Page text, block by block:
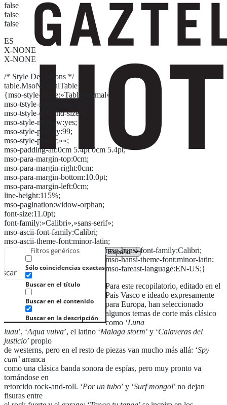
Filtros genéricos
Sólo coincidencias exactas
Buscar en el título
Buscar en el contenido
Buscar en la descripción
false
false
false
ES
X-NONE
X-NONE
/* Style Definitions */
table.MsoNormalTable
{mso-style-name:»Tabla normal»;
mso-tstyle-rowband-size:0;
mso-tstyle-colband-size:0;
mso-style-noshow:yes;
mso-style-priority:99;
mso-style-parent:»»;
mso-padding-alt:0cm 5.4pt 0cm 5.4pt;
mso-para-margin-top:0cm;
mso-para-margin-right:0cm;
mso-para-margin-bottom:10.0pt;
mso-para-margin-left:0cm;
line-height:115%;
mso-pagination:widow-orphan;
font-size:11.0pt;
font-family:»Calibri»,»sans-serif»;
mso-ascii-font-family:Calibri;
mso-ascii-theme-font:minor-latin;
mso-hansi-font-family:Calibri;
mso-hansi-theme-font:minor-latin;
mso-fareast-language:EN-US;}
Para este recopilatorio, editado en el
País Vasco e ideado expresamente
para Europa, han seleccionado
algunos temas de corte más clásico
como ‘Luna
luau’, ‘Aqua vulva’, el latino ‘Malaga storm’ y ‘Calaveras del
justicio’ propio
de westerns, pero en el resto de piezas van mucho más allá: ‘Spy
cam’ arranca
como una clásica banda sonora de espías, pero muy pronto va
tornándose en
retorcido rock-and-roll. ‘Por un tubo’ y ‘Surf mongol’ no dejan
fisuras entre